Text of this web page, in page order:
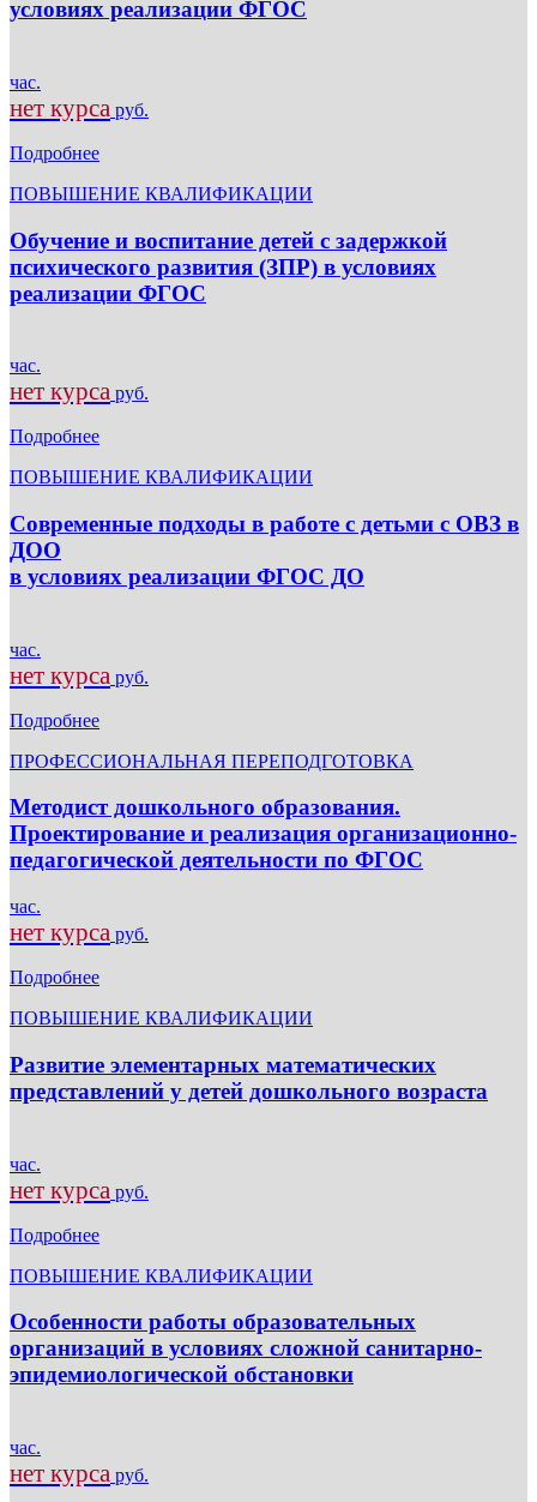
условиях реализации ФГОС
час.
нет курса руб.
Подробнее
ПОВЫШЕНИЕ КВАЛИФИКАЦИИ
Обучение и воспитание детей с задержкой
психического развития (ЗПР) в условиях
реализации ФГОС
час.
нет курса руб.
Подробнее
ПОВЫШЕНИЕ КВАЛИФИКАЦИИ
Современные подходы в работе с детьми с ОВЗ в
ДОО
в условиях реализации ФГОС ДО
час.
нет курса руб.
Подробнее
ПРОФЕССИОНАЛЬНАЯ ПЕРЕПОДГОТОВКА
Методист дошкольного образования.
Проектирование и реализация организационно-
педагогической деятельности по ФГОС
час.
нет курса руб.
Подробнее
ПОВЫШЕНИЕ КВАЛИФИКАЦИИ
Развитие элементарных математических
представлений у детей дошкольного возраста
час.
нет курса руб.
Подробнее
ПОВЫШЕНИЕ КВАЛИФИКАЦИИ
Особенности работы образовательных
организаций в условиях сложной санитарно-
эпидемиологической обстановки
час.
нет курса руб.